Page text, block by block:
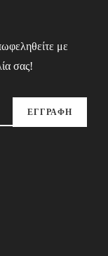
με
σας!
ΕΓΓΡΑΦΗ